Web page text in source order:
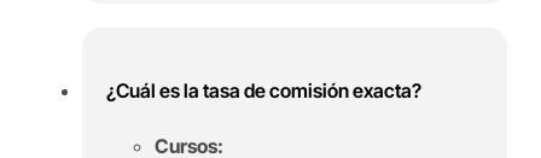
¿Cuál es la tasa de comisión exacta?
Cursos: